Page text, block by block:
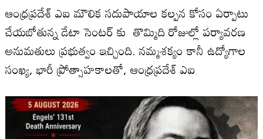
ఆంధ్రప్రదేశ్ ఎఐ మౌలిక సదుపాయాల కల్పన కోసం ఏర్పాటు
చేయబోతున్న డేటా సెంటర్ కు తొమ్మిది రోజుల్లో పర్యావరణ
అనుమతులు ప్రభుత్వం ఇచ్చింది. నమ్మశక్యం కానీ ఉద్యోగాల
సంఖ్య, భారీ ప్రోత్సాహకాలతో, ఆంధ్రప్రదేశ్ ఎఐ